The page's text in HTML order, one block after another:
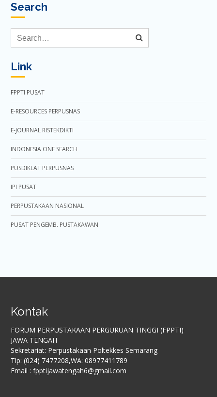
Search
Link
FPPTI PUSAT
E-RESOURCES PERPUSNAS
E-JOURNAL RISTEKDIKTI
INDONESIA ONE SEARCH
PUSDIKLAT PERPUSNAS
IPI PUSAT
PERPUSTAKAAN NASIONAL
PUSAT PENGEMB. PUSTAKAWAN
Kontak
FORUM PERPUSTAKAAN PERGURUAN TINGGI (FPPTI)
JAWA TENGAH
Sekretariat: Perpustakaan Poltekkes Semarang
Tlp: (024) 7477208,WA: 08977411789
Email : fpptijawatengah6@gmail.com